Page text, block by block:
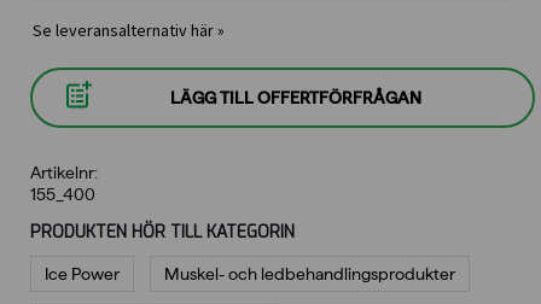
Se leveransalternativ här »
LÄGG TILL OFFERTFÖRFRÅGAN
Artikelnr:
155_400
PRODUKTEN HÖR TILL KATEGORIN
Ice Power Muskel- och ledbehandlings­produkter